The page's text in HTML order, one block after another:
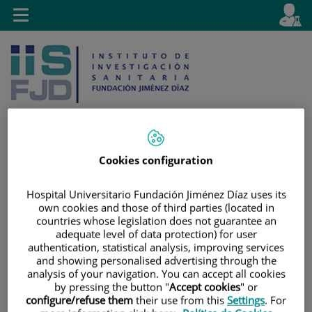
Jump to content
content
selector
Active
en
Toggle
navigation
Cookies configuration
Hospital Universitario Fundación Jiménez Díaz uses its
own cookies and those of third parties (located in
countries whose legislation does not guarantee an
adequate level of data protection) for user
authentication, statistical analysis, improving services
and showing personalised advertising through the
analysis of your navigation. You can accept all cookies
by pressing the button "Accept cookies" or
configure/refuse them their use from this Settings. For